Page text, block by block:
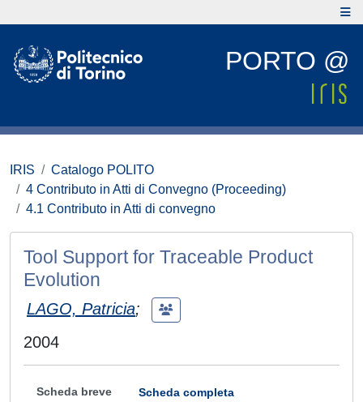
PORTO @
IRIS
Catalogo POLITO
4 Contributo in Atti di Convegno (Proceeding)
4.1 Contributo in Atti di convegno
Tool Support for Traceable Product
Evolution
LAGO, Patricia;
2004
Scheda breve Scheda completa